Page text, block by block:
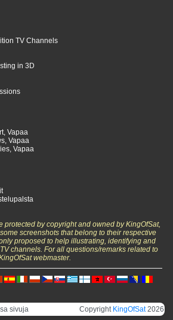
TV Channels
in 3D
Vapaa
Vapaa
Vapaa
protected by copyright and owned by KingOfSat,
screenshots that belong to their respective
proposed to help illustrating, identifying and
channels. For all questions/remarks related to
webmaster.
sivuja Copyright KingOfSat2026